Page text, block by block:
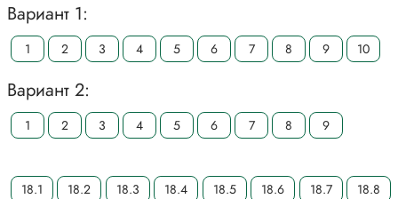
Вариант 1:
1 2 3 4 5 6 7 8 9 10
Вариант 2:
1 2 3 4 5 6 7 8 9
18.1 18.2 18.3 18.4 18.5 18.6 18.7
18.8